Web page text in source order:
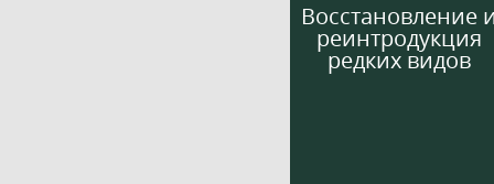
Восстановление
реинтродукция
редких видов